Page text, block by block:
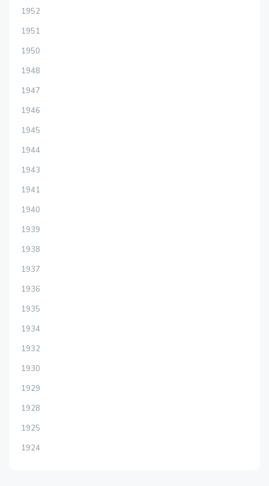
1952
1951
1950
1948
1947
1946
1945
1944
1943
1941
1940
1939
1938
1937
1936
1935
1934
1932
1930
1929
1928
1925
1924